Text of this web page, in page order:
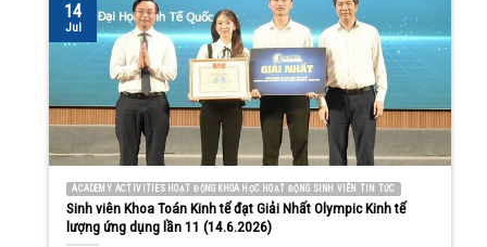
ACADEMY ACTIVITIES HOẠT ĐỘNG KHOA HỌC HOẠT ĐỘNG SINH VIÊN TIN TỨC
Sinh viên Khoa Toán Kinh tế đạt Giải Nhất Olympic Kinh tế
lượng ứng dụng lần 11 (14.6.2026)
14
Jul